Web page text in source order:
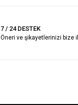
7 / 24 DESTEK
Öneri ve şikayetlerinizi bize